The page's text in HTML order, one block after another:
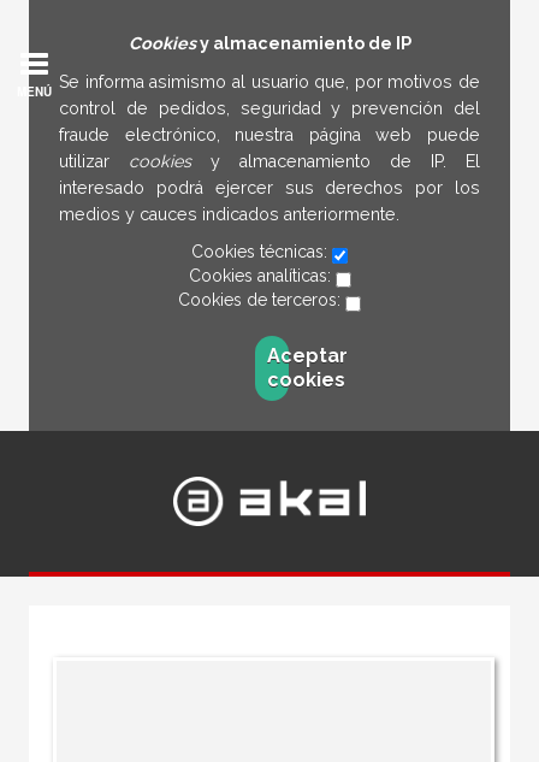
Cookiesy almacenamiento de IP
Se informa asimismo al usuario que, por motivos de
control de pedidos, seguridad y prevención del
fraude electrónico, nuestra página web puede
utilizar cookies y almacenamiento de IP. El
interesado podrá ejercer sus derechos por los
medios y cauces indicados anteriormente.
Cookies técnicas:
Cookies analíticas:
Cookies de terceros:
Aceptar
cookies
MENÚ